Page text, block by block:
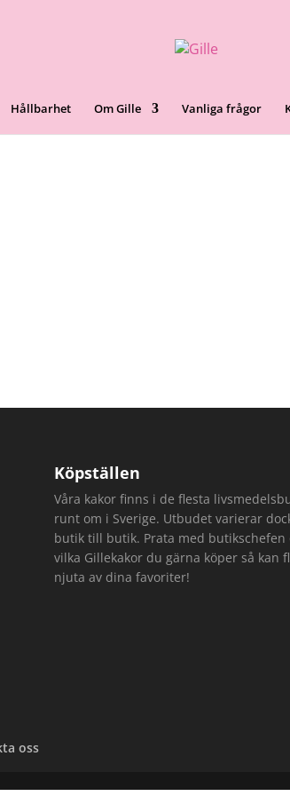
Hållbarhet Om Gille Vanliga frågor
Köpställen
Våra kakor finns i de flesta
runt om i Sverige. Utbudet varierar
butik till butik. Prata med butikschefen
vilka Gillekakor du gärna köper så kan
njuta av dina favoriter!
oss